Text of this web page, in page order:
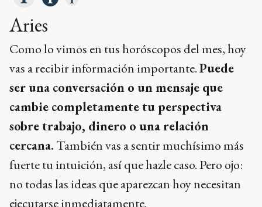
Aries
Como lo vimos en tus horóscopos del mes,hoy
vas a recibir información importante.Puede
ser una conversación o un mensaje que
cambie completamente tu perspectiva
sobre trabajo, dinero o una relación
cercana. También vas a sentir muchísimo más
fuerte tu intuición, así que hazle caso. Pero ojo:
no todas las ideas que aparezcan hoy necesitan
ejecutarse inmediatamente.